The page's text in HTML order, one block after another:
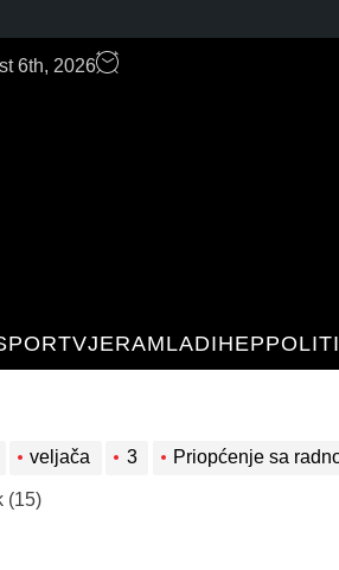
6th, 2026
VJERAMLADIHEP
veljača 3 Priopćenje sa radnog sastanka u svezi